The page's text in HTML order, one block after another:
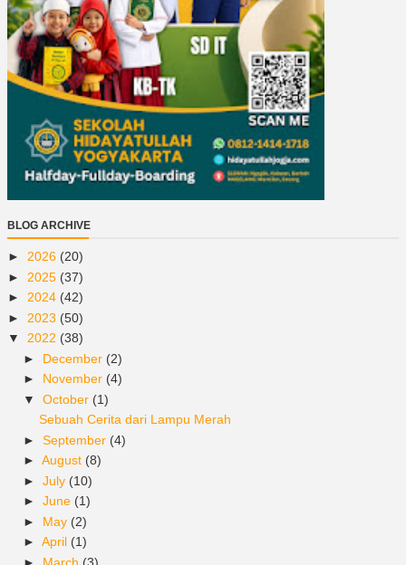
BLOG ARCHIVE
► 2026 (20)
► 2025 (37)
► 2024 (42)
► 2023 (50)
▼ 2022 (38)
► December (2)
► November (4)
▼ October (1)
Sebuah Cerita dari Lampu Merah
► September (4)
► August (8)
► July (10)
► June (1)
► May (2)
► April (1)
► March (3)